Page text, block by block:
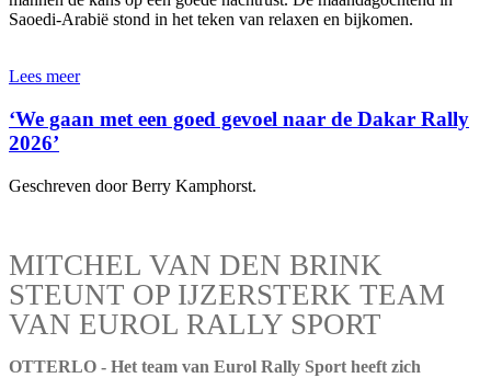
Saoedi-Arabië stond in het teken van relaxen en bijkomen.
Lees meer
‘We gaan met een goed gevoel naar de Dakar Rally
2026’
Geschreven door Berry Kamphorst.
MITCHEL VAN DEN BRINK
STEUNT OP IJZERSTERK TEAM
VAN EUROL RALLY SPORT
OTTERLO - Het team van Eurol Rally Sport heeft zich